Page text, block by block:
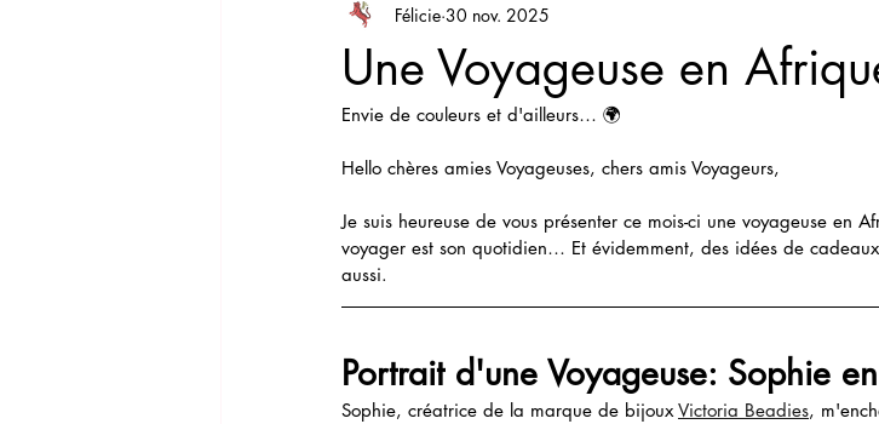
Leçon de style Chine
Une Voyageuse en
Félicie 30 nov. 2025
Envie de couleurs et d'ailleurs… 🌍
Hello chères amies Voyageuses, chers amis Voyageurs,
Je suis heureuse de vous présenter ce mois-ci une voyageuse en
voyager est son quotidien… Et évidemment, des idées de
aussi.
Portrait d'une Voyageuse: Sophie
Sophie, créatrice de la marque de bijoux Victoria Beadies,